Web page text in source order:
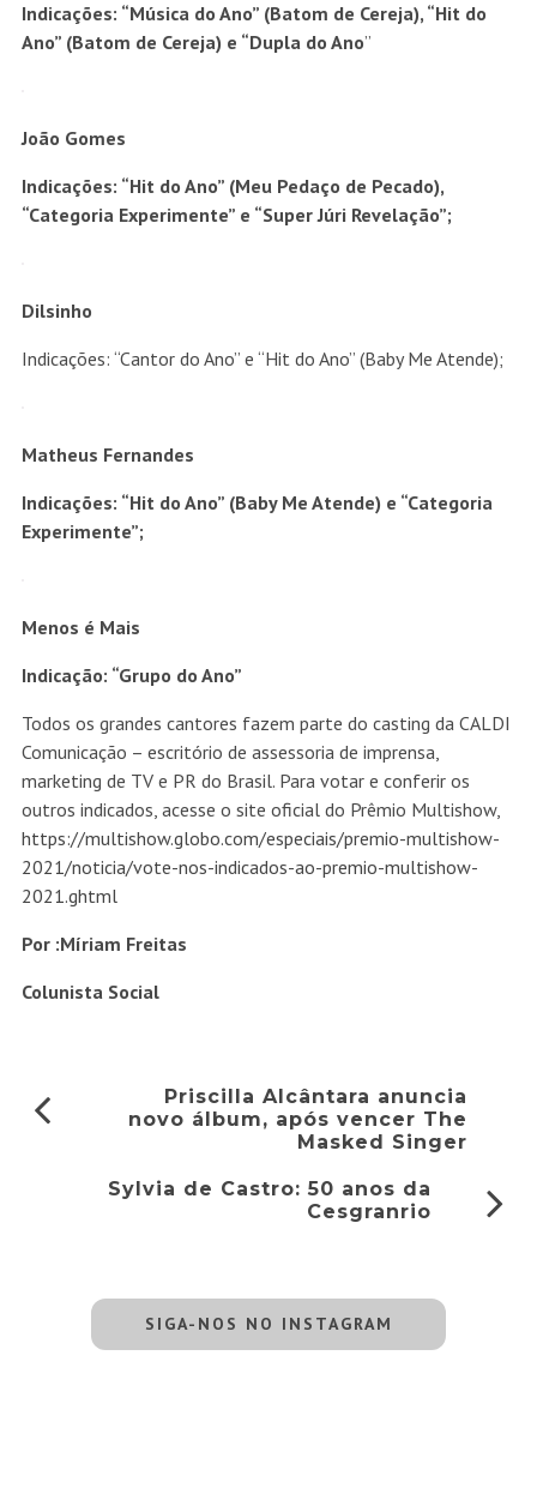
Indicações: “Música do Ano” (Batom de Cereja), “Hit do
Ano” (Batom de Cereja) e “Dupla do Ano”
João Gomes
Indicações: “Hit do Ano” (Meu Pedaço de Pecado),
“Categoria Experimente” e “Super Júri Revelação”;
Dilsinho
Indicações: “Cantor do Ano” e “Hit do Ano” (Baby Me Atende);
Matheus Fernandes
Indicações: “Hit do Ano” (Baby Me Atende) e “Categoria
Experimente”;
Menos é Mais
Indicação: “Grupo do Ano”
Todos os grandes cantores fazem parte do casting da CALDI
Comunicação – escritório de assessoria de imprensa,
marketing de TV e PR do Brasil. Para votar e conferir os
outros indicados, acesse o site oficial do Prêmio Multishow,
https://multishow.globo.com/especiais/premio-multishow-
2021/noticia/vote-nos-indicados-ao-premio-multishow-
2021.ghtml
Por :Míriam Freitas
Colunista Social
Priscilla Alcântara anuncia
novo álbum, após vencer The
Masked Singer
Sylvia de Castro: 50 anos da
Cesgranrio
SIGA-NOS NO INSTAGRAM